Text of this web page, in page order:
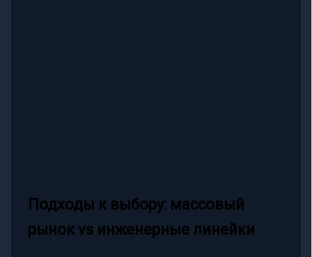
Подходы к выбору: массовый
рынок vs инженерные линейки